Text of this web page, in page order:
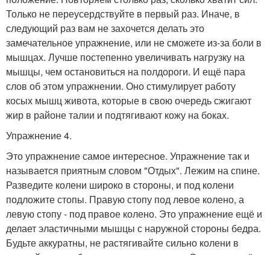
Только не переусердствуйте в первый раз. Иначе, в
следующий раз вам не захочется делать это
замечательное упражнение, или не сможете из-за боли в
мышцах. Лучше постепенно увеличивать нагрузку на
мышцы, чем остановиться на полдороги. И ещё пара
слов об этом упражнении. Оно стимулирует работу
косых мышц живота, которые в свою очередь сжигают
жир в районе талии и подтягивают кожу на боках.
Упражнение 4.
Это упражнение самое интересное. Упражнение так и
называется приятным словом "Отдых". Лежим на спине.
Разведите колени широко в стороны, и под колени
подложите стопы. Правую стопу под левое колено, а
левую стопу - под правое колено. Это упражнение ещё и
делает эластичными мышцы с наружной стороны бедра.
Будьте аккуратны, не растягивайте сильно колени в